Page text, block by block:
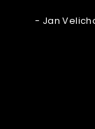
- Jan